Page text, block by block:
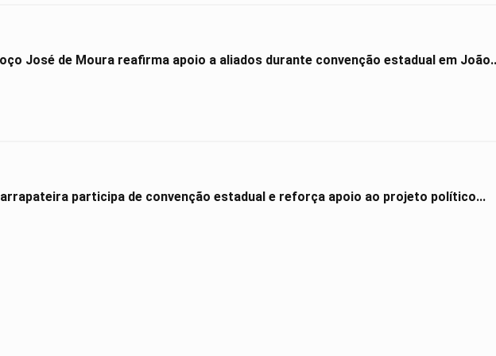
José de Moura reafirma apoio a aliados durante convenção estadual em
participa de convenção estadual e reforça apoio ao projeto político...